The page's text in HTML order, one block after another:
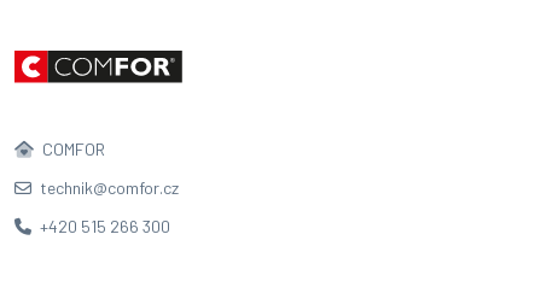
COMFOR
technik@comfor.cz
+420 515 266 300